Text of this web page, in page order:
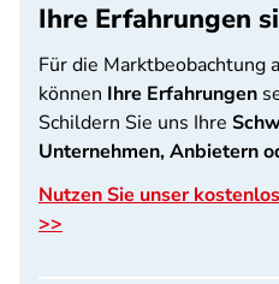
Ihre Erfahrungen
Für die Marktbeobachtung
können Ihre Erfahrungen
Schildern Sie uns Ihre
Unternehmen, Anbietern
Nutzen Sie unser
>>